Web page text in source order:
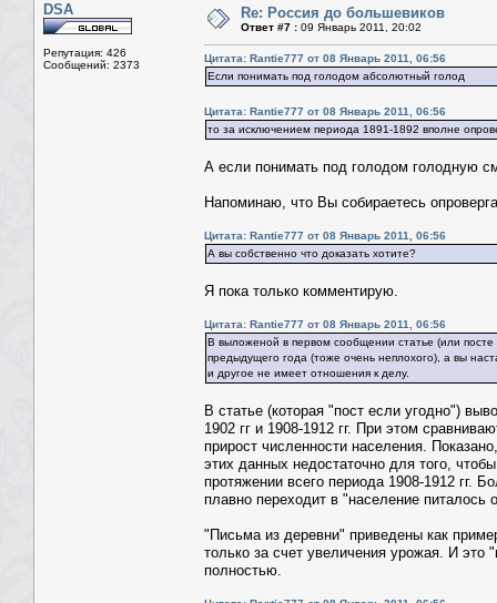
DSA
Репутация: 426
Сообщений: 2373
Re: Россия до большевиков
Ответ #7 : 09 Январь 2011, 20:02
Цитата: Rantie777 от 08 Январь 2011, 06:56
Если понимать под голодом абсолютный голод
Цитата: Rantie777 от 08 Январь 2011, 06:56
то за исключением периода 1891-1892 вполне
А если понимать под голодом голодную
Напоминаю, что Вы собираетесь
Цитата: Rantie777 от 08 Январь 2011, 06:56
А вы собственно что доказать хотите?
Я пока только комментирую.
Цитата: Rantie777 от 08 Январь 2011, 06:56
В выложеной в первом сообщении статье (или
предыдущего года (тоже очень неплохого), а вы
и другое не имеет отношения к делу.
В статье (которая "пост если угодно")
1902 гг и 1908-1912 гг. При этом
прирост численности населения.
этих данных недостаточно для того,
протяжении всего периода 1908-1912 гг.
плавно переходит в "население
"Письма из деревни" приведены как
только за счет увеличения урожая. И это
полностью.